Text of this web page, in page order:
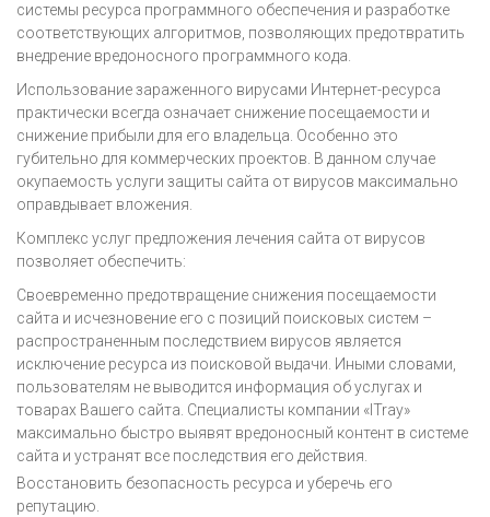
системы ресурса программного обеспечения и разработке
соответствующих алгоритмов, позволяющих предотвратить
внедрение вредоносного программного кода.
Использование зараженного вирусами Интернет-ресурса
практически всегда означает снижение посещаемости и
снижение прибыли для его владельца. Особенно это
губительно для коммерческих проектов. В данном случае
окупаемость услуги защиты сайта от вирусов максимально
оправдывает вложения.
Комплекс услуг предложения лечения сайта от вирусов
позволяет обеспечить:
Своевременно предотвращение снижения посещаемости
сайта и исчезновение его с позиций поисковых систем –
распространенным последствием вирусов является
исключение ресурса из поисковой выдачи. Иными словами,
пользователям не выводится информация об услугах и
товарах Вашего сайта. Специалисты компании «ITray»
максимально быстро выявят вредоносный контент в системе
сайта и устранят все последствия его действия.
Восстановить безопасность ресурса и уберечь его
репутацию.